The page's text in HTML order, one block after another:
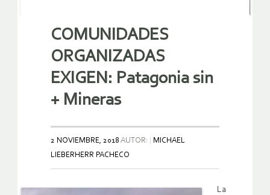
COMUNIDADES
ORGANIZADAS
EXIGEN: Patagonia sin
+ Mineras
2 NOVIEMBRE, 2018 AUTOR:
MICHAEL
LIEBERHERR PACHECO
La